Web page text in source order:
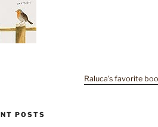
Raluca's favorite
POSTS